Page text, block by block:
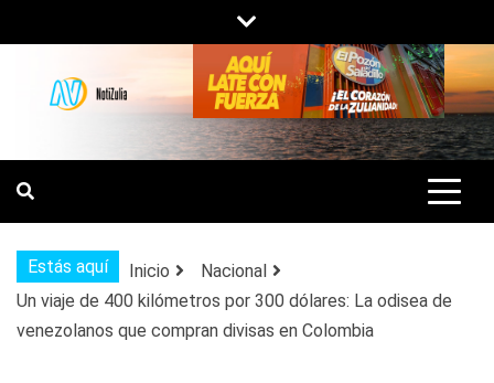
al
contenido
NOTIZULIA
NOTICIAS DEL ZULIA, VENEZUELA Y
DE INTERÉS GENERAL.
Estás aquí Inicio
Nacional
Un viaje de 400 kilómetros por 300 dólares: La odisea de
venezolanos que compran divisas en Colombia